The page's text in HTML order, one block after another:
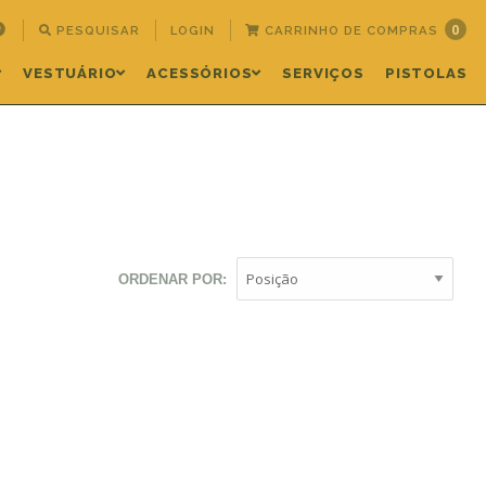
PESQUISAR LOGIN CARRINHO DE COMPRAS 0
VESTUÁRIO ACESSÓRIOS SERVIÇOS PISTOLAS
ORDENAR POR: